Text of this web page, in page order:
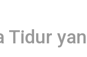
Tidur